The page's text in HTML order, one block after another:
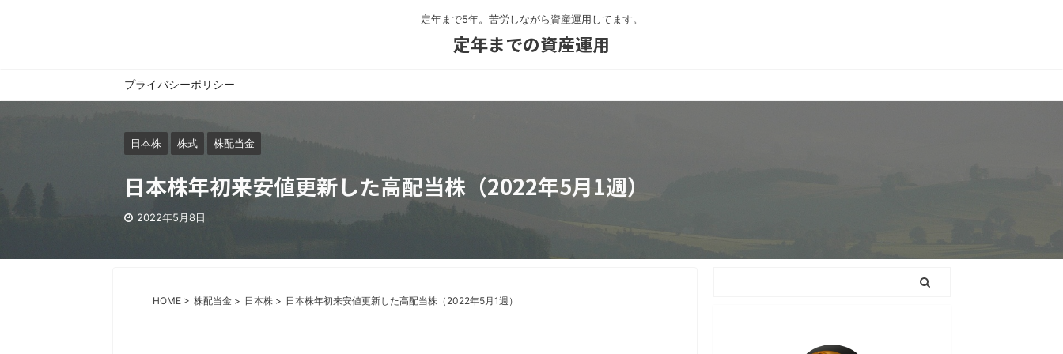
定年まで5年。苦労しながら資産運用してます。
定年までの資産運用
プライバシーポリシー
日本株 株式 株配当金
日本株年初来安値更新した高配当株（2022年5月1週）
2022年5月8日
HOME > 株配当金 > 日本株 > 日本株年初来安値更新した高配当株（2022年5月1週）